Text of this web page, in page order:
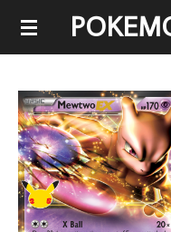
Ga
de
hoofdinhoud